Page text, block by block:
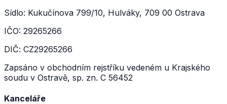
Sídlo: Kukučínova 799/10, Hulváky, 709 00 Ostrava
IČO: 29265266
DIČ: CZ29265266
Zapsáno v obchodním rejstříku vedeném u Krajského
soudu v Ostravě, sp. zn. C 56452
Kanceláře